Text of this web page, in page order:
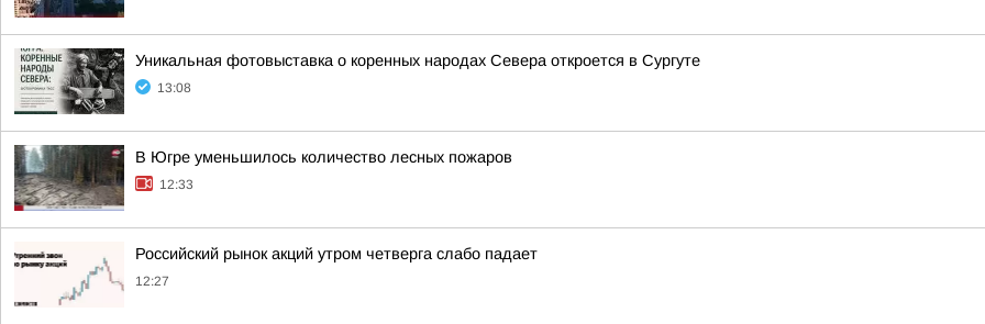
Уникальная фотовыставка о коренных народах Севера откроется в Сургуте
13:08
В Югре уменьшилось количество лесных пожаров
12:33
Российский рынок акций утром четверга слабо падает
12:27